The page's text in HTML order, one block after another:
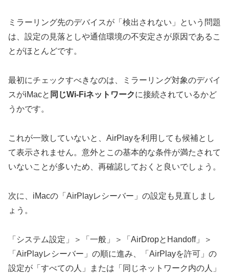
ミラーリング先のデバイスが「検出されない」という問題
は、設定の見落としや通信環境の不安定さが原因であるこ
とがほとんどです。
最初にチェックすべきなのは、ミラーリング対象のデバイ
スがiMacと 同じWi-Fiネットワークに接続されているかど
うかです。
これが一致していないと、AirPlayを利用しても候補とし
て表示されません。意外とこの基本的な条件が満たされて
いないことが多いため、再確認しておくと良いでしょう。
次に、iMacの「AirPlayレシーバー」の設定も見直しまし
ょう。
「システム設定」＞「一般」＞「AirDropとHandoff」＞
「AirPlayレシーバー」の順に進み、「AirPlayを許可」の
設定が「すべての人」または「同じネットワーク内の人」